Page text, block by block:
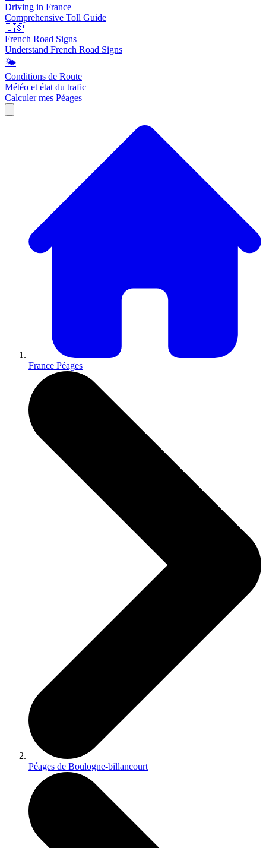
Driving in France
Comprehensive Toll Guide
🇺🇸
French Road Signs
Understand French Road Signs
🌤️
Conditions de Route
Météo et état du trafic
Calculer mes Péages
France Péages
Péages de Boulogne-billancourt